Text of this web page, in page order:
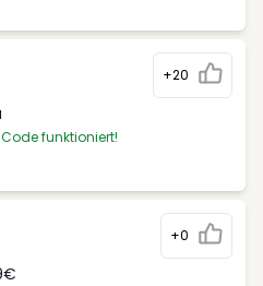
+20
funktioniert!
+0